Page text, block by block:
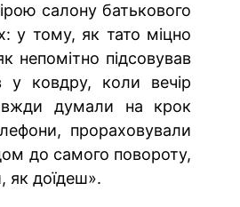
салону батькового
у тому, як тато міцно
непомітно підсовував
ковдру, коли вечір
думали на крок
прораховували
до самого повороту,
як доїдеш».